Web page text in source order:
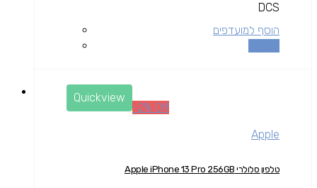
DCS
הוסף למועדפים
Quickview
-2% Off
Apple
טלפון סלולרי Apple iPhone 13 Pro 256GB